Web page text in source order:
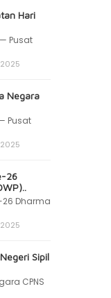
Hari
Pusat
Negara
Pusat
26
Dharma
Sipil
CPNS